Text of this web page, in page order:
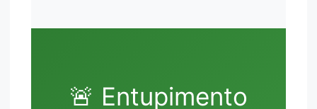
🚨 Entupimento